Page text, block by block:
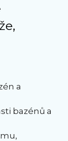
a
bazénů a